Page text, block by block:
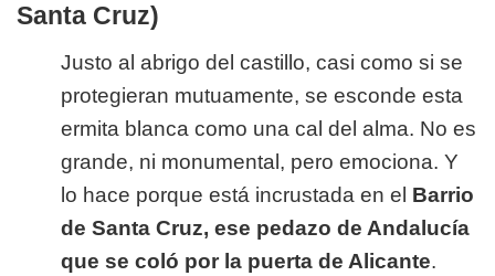
Santa Cruz)
Justo al abrigo del castillo, casi como si se
protegieran mutuamente, se esconde esta
ermita blanca como una cal del alma. No es
grande, ni monumental, pero emociona. Y
lo hace porque está incrustada en el Barrio
de Santa Cruz, ese pedazo de Andalucía
que se coló por la puerta de Alicante.